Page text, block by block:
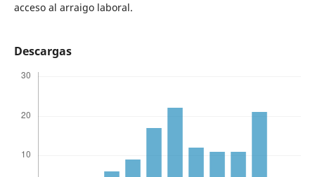
acceso al arraigo laboral.
Descargas